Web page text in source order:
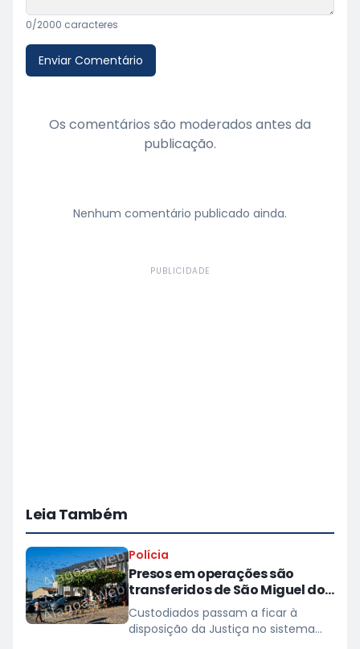
0/2000 caracteres
Enviar Comentário
Os comentários são moderados antes da
publicação.
Nenhum comentário publicado ainda.
PUBLICIDADE
Leia Também
Polícia
Presos em operações são
transferidos de São Miguel dos
Campos para presídios
Custodiados passam a ficar à
disposição da Justiça no sistema